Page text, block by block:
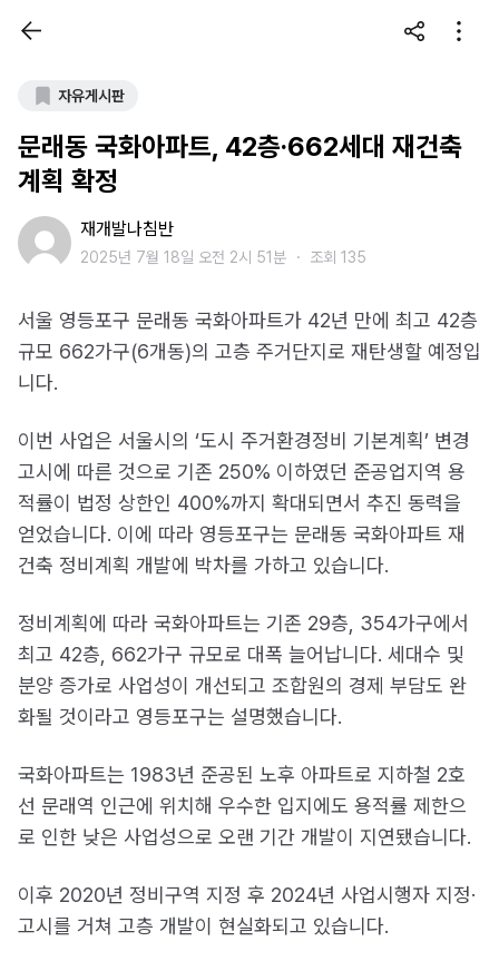
자유게시판
문래동 국화아파트, 42층·662세대 재건축
계획 확정
재개발나침반
2025년 7월 18일 오전 2시 51분 ・ 조회 135
서울 영등포구 문래동 국화아파트가 42년 만에 최고 42층
규모 662가구(6개동)의 고층 주거단지로 재탄생할 예정입
니다.
이번 사업은 서울시의 ‘도시 주거환경정비 기본계획’ 변경
고시에 따른 것으로 기존 250% 이하였던 준공업지역 용
적률이 법정 상한인 400%까지 확대되면서 추진 동력을
얻었습니다. 이에 따라 영등포구는 문래동 국화아파트 재
건축 정비계획 개발에 박차를 가하고 있습니다.
정비계획에 따라 국화아파트는 기존 29층, 354가구에서
최고 42층, 662가구 규모로 대폭 늘어납니다. 세대수 및
분양 증가로 사업성이 개선되고 조합원의 경제 부담도 완
화될 것이라고 영등포구는 설명했습니다.
국화아파트는 1983년 준공된 노후 아파트로 지하철 2호
선 문래역 인근에 위치해 우수한 입지에도 용적률 제한으
로 인한 낮은 사업성으로 오랜 기간 개발이 지연됐습니다.
이후 2020년 정비구역 지정 후 2024년 사업시행자 지정·
고시를 거쳐 고층 개발이 현실화되고 있습니다.